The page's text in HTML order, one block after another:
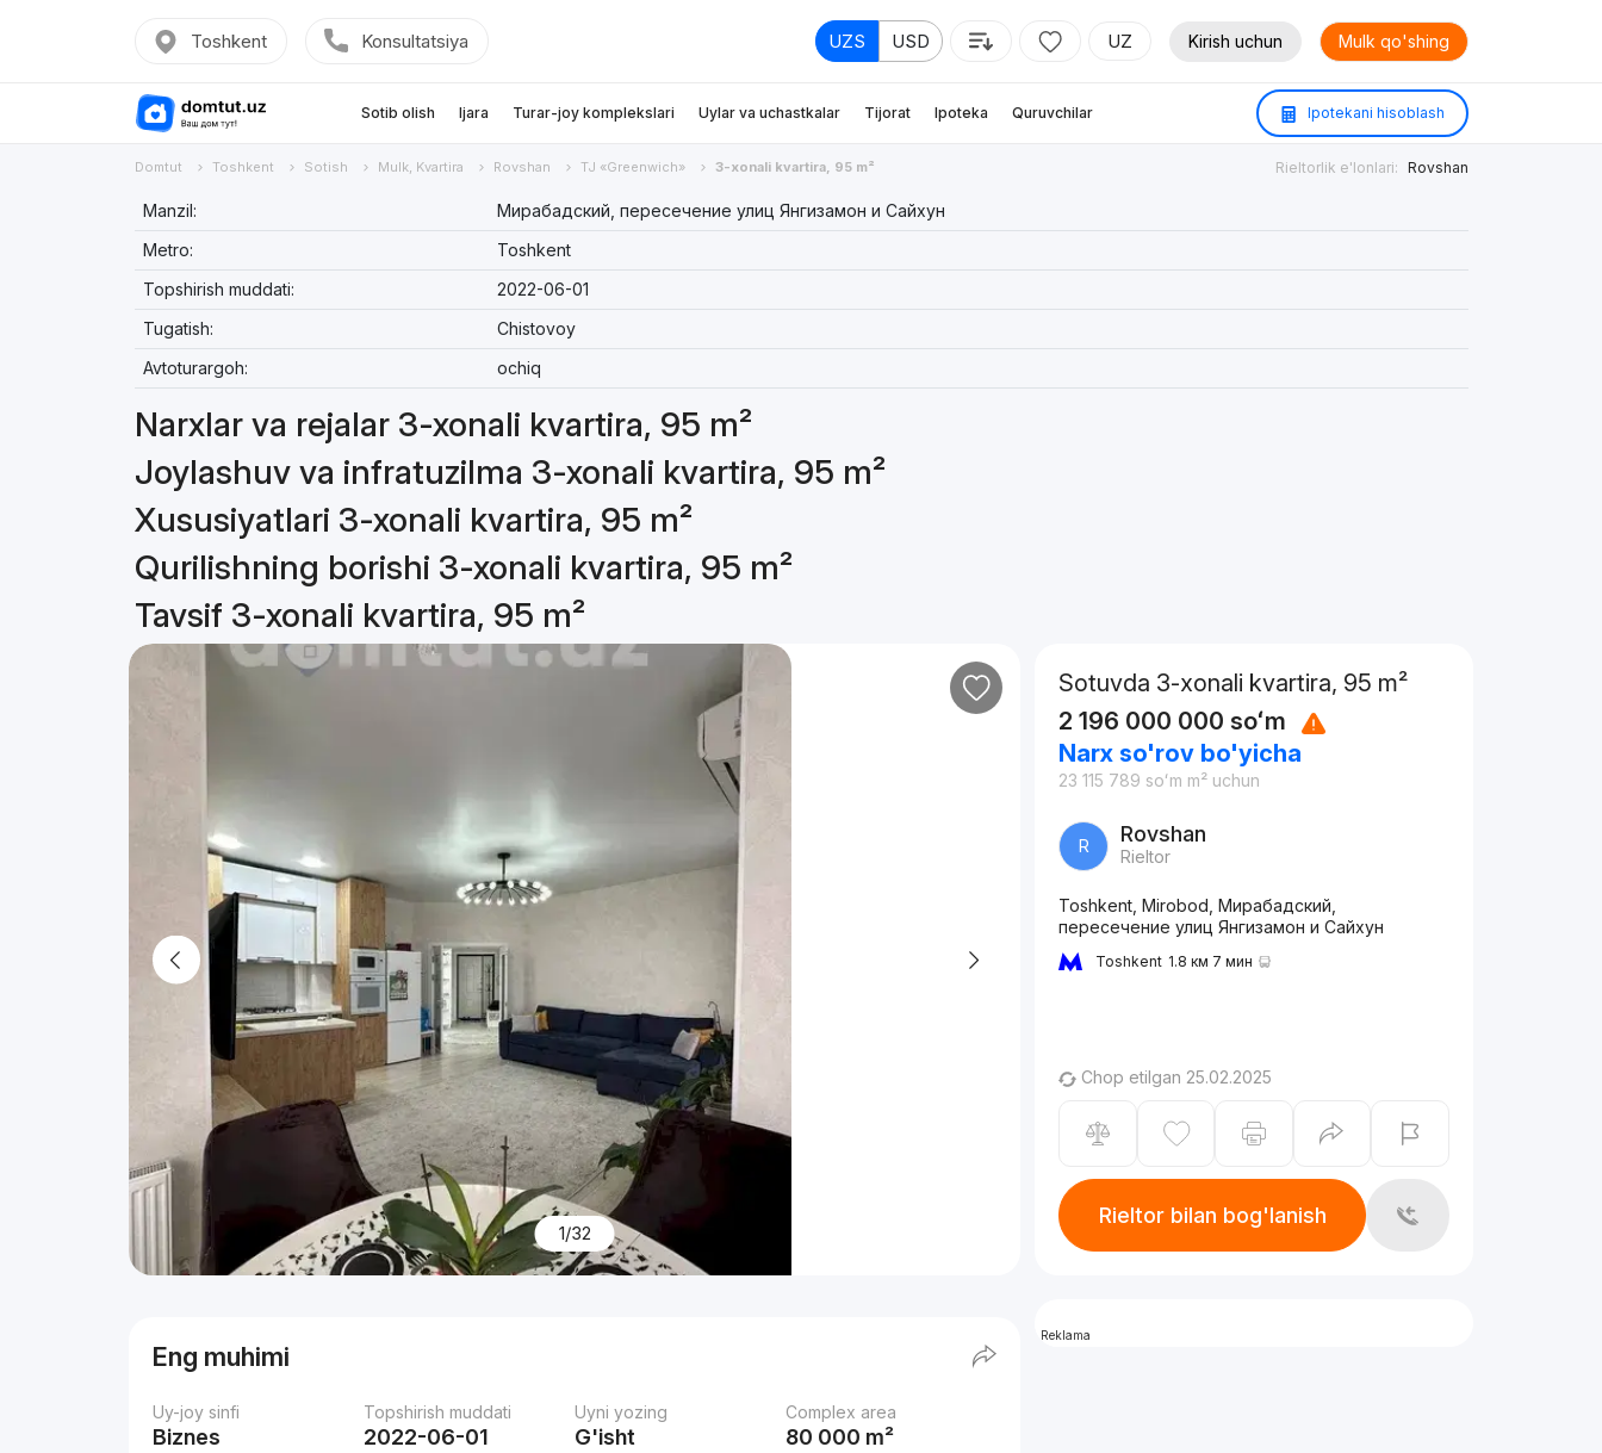
Toshkent Konsultatsiya UZS USD UZ Kirish uchun Mulk qo'shing
Sotib olish Ijara Turar-joy komplekslari Uylar va uchastkalar Tijorat Ipoteka Quruvchilar Ipotekani hisoblash
Domtut Toshkent Sotish Mulk, Kvartira Rovshan TJ «Greenwich» 3-xonali kvartira, 95 m² Rieltorlik e'lonlari: Rovshan
Manzil:
Мирабадский, пересечение улиц Янгизамон и Сайхун
Metro:
Toshkent
Topshirish muddati:
2022-06-01
Tugatish:
Chistovoy
Avtoturargoh:
ochiq
Narxlar va rejalar 3-xonali kvartira, 95 m²
Joylashuv va infratuzilma 3-xonali kvartira, 95 m²
Xususiyatlari 3-xonali kvartira, 95 m²
Qurilishning borishi 3-xonali kvartira, 95 m²
Tavsif 3-xonali kvartira, 95 m²
1/32
Eng muhimi
Uy-joy sinfi
Biznes
Topshirish muddati
2022-06-01
Uyni yozing
G'isht
Complex area
80 000 m²
Sotuvda 3-xonali kvartira, 95 m²
2 196 000 000 soʻm
Narx so'rov bo'yicha
23 115 789 soʻm m² uchun
R Rovshan
Rieltor
Toshkent, Mirobod, Мирабадский,
пересечение улиц Янгизамон и Сайхун
Toshkent 1.8 км 7 мин
Chop etilgan 25.02.2025
Rieltor bilan bog'lanish
Reklama